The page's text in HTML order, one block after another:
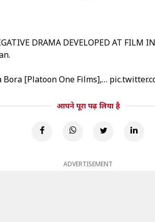
DRAMA DEVELOPED AT FILM
.
[Platoon One Films],…
आपने पूरा पढ़ लिया है
ADVERTISEMENT